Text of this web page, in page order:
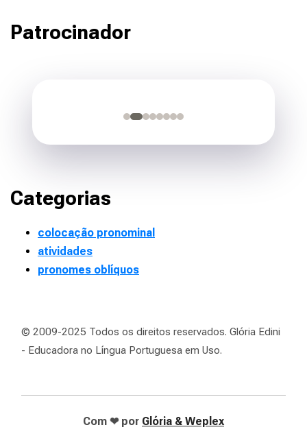
Patrocinador
Categorias
colocação pronominal
atividades
pronomes oblíquos
© 2009-2025 Todos os direitos reservados. Glória Edini
- Educadora no Língua Portuguesa em Uso.
Com ❤por Glória & Weplex